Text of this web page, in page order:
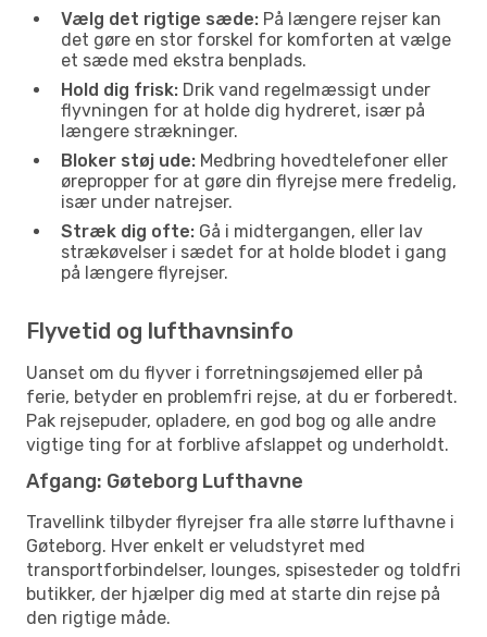
Vælg det rigtige sæde: På længere rejser kan
det gøre en stor forskel for komforten at vælge
et sæde med ekstra benplads.
Hold dig frisk: Drik vand regelmæssigt under
flyvningen for at holde dig hydreret, især på
længere strækninger.
Bloker støj ude: Medbring hovedtelefoner eller
ørepropper for at gøre din flyrejse mere fredelig,
især under natrejser.
Stræk dig ofte: Gå i midtergangen, eller lav
strækøvelser i sædet for at holde blodet i gang
på længere flyrejser.
Flyvetid og lufthavnsinfo
Uanset om du flyver i forretningsøjemed eller på
ferie, betyder en problemfri rejse, at du er forberedt.
Pak rejsepuder, opladere, en god bog og alle andre
vigtige ting for at forblive afslappet og underholdt.
Afgang: Gøteborg Lufthavne
Travellink tilbyder flyrejser fra alle større lufthavne i
Gøteborg. Hver enkelt er veludstyret med
transportforbindelser, lounges, spisesteder og toldfri
butikker, der hjælper dig med at starte din rejse på
den rigtige måde.